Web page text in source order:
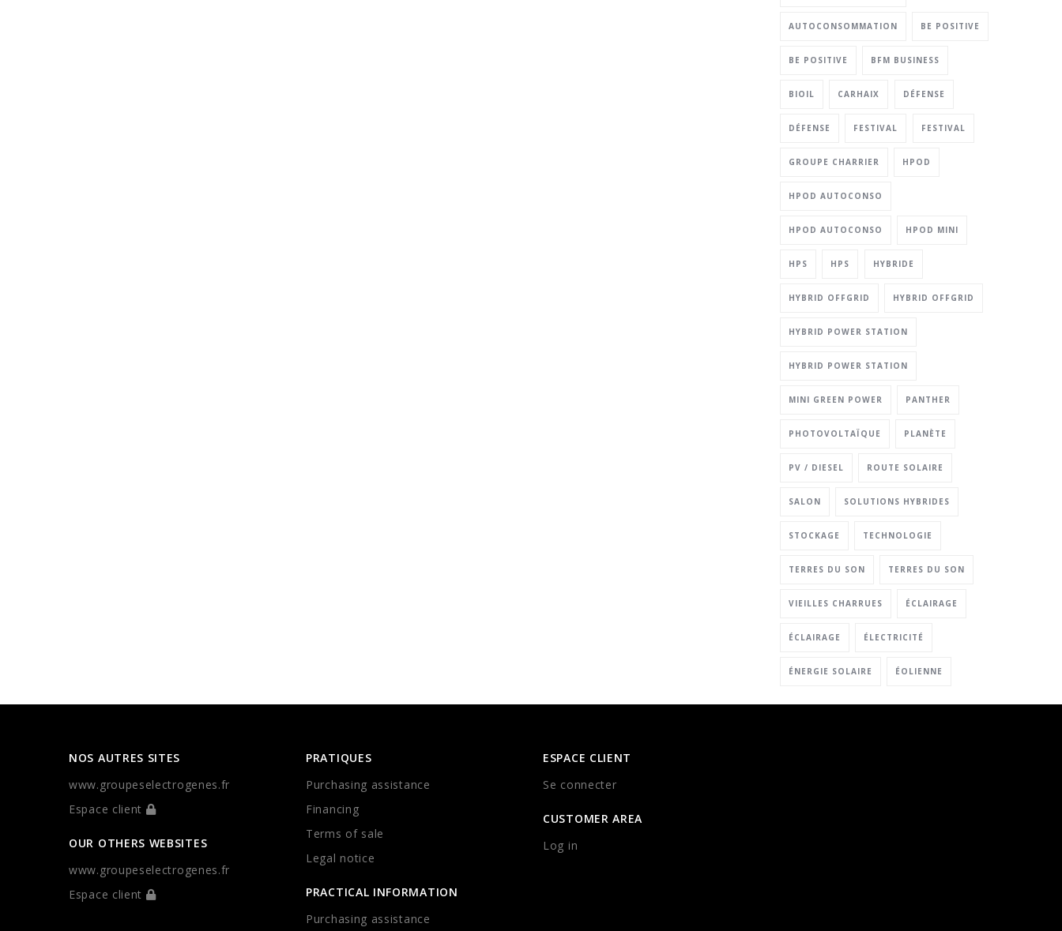
AUTOCONSOMMATION BE POSITIVE
BE POSITIVE BFM BUSINESS
BIOIL CARHAIX DÉFENSE
DÉFENSE FESTIVAL FESTIVAL
GROUPE CHARRIER HPOD
HPOD AUTOCONSO
HPOD AUTOCONSO HPOD MINI
HPS HPS HYBRIDE
HYBRID OFFGRID HYBRID OFFGRID
HYBRID POWER STATION
HYBRID POWER STATION
MINI GREEN POWER PANTHER
PHOTOVOLTAÏQUE PLANÈTE
PV / DIESEL ROUTE SOLAIRE
SALON SOLUTIONS HYBRIDES
STOCKAGE TECHNOLOGIE
TERRES DU SON TERRES DU SON
VIEILLES CHARRUES ÉCLAIRAGE
ÉCLAIRAGE ÉLECTRICITÉ
ÉNERGIE SOLAIRE ÉOLIENNE
NOS AUTRES SITES
www.groupeselectrogenes.fr
Espace client
OUR OTHERS WEBSITES
www.groupeselectrogenes.fr
Espace client
PRATIQUES
Purchasing assistance
Financing
Terms of sale
Legal notice
PRACTICAL INFORMATION
Purchasing assistance
ESPACE CLIENT
Se connecter
CUSTOMER AREA
Log in